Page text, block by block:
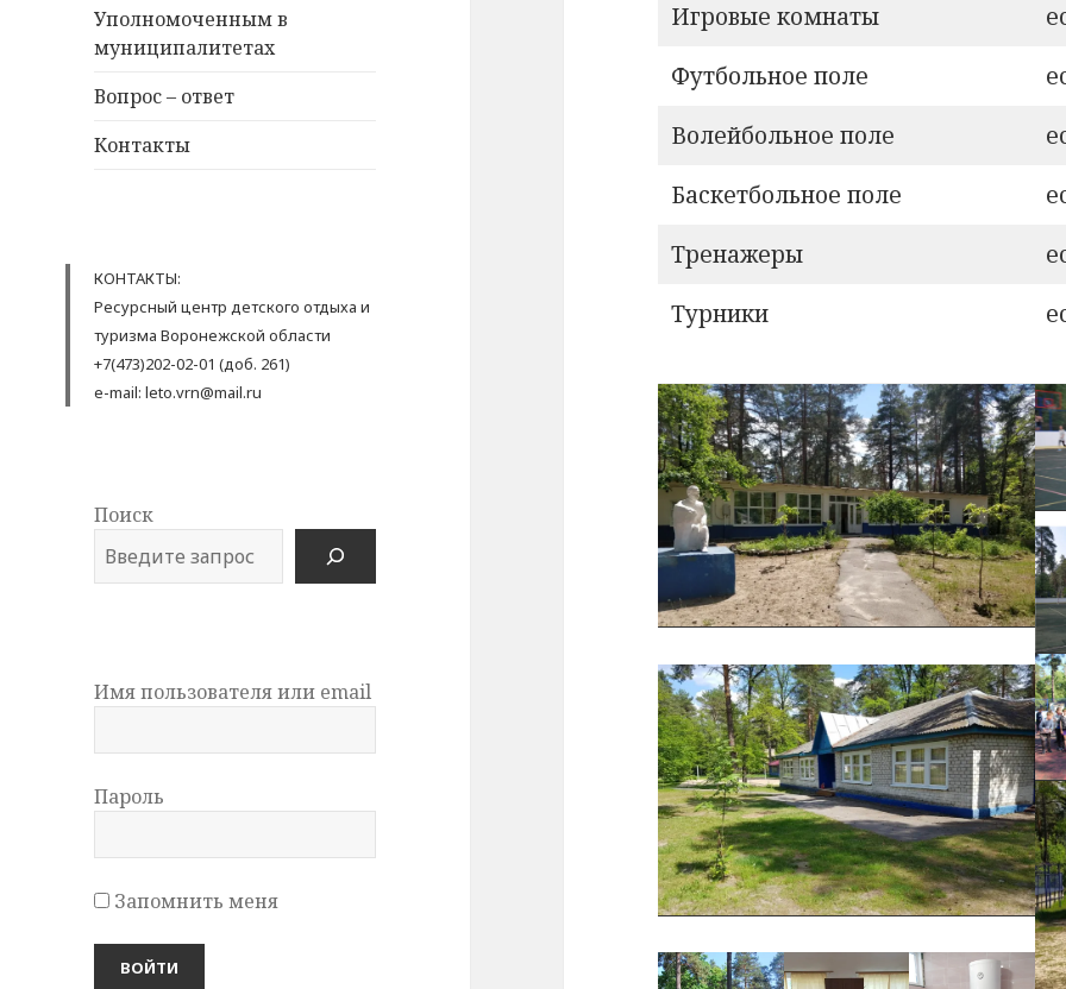
Уполномоченным в
муниципалитетах
Вопрос – ответ
Контакты
КОНТАКТЫ:
Ресурсный центр детского отдыха и
туризма Воронежской области
+7(473)202-02-01 (доб. 261)
e-mail: leto.vrn@mail.ru
Поиск
Имя пользователя или email
Пароль
Запомнить меня
Игровые комнаты
Футбольное поле
Волейбольное поле
Баскетбольное поле
Тренажеры
Турники